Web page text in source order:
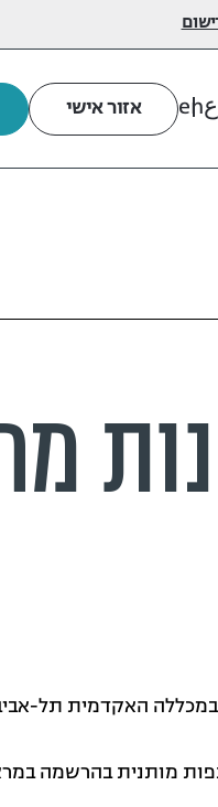
عen אזור אישי
האקדמית תל-
מותנית בהרשמה